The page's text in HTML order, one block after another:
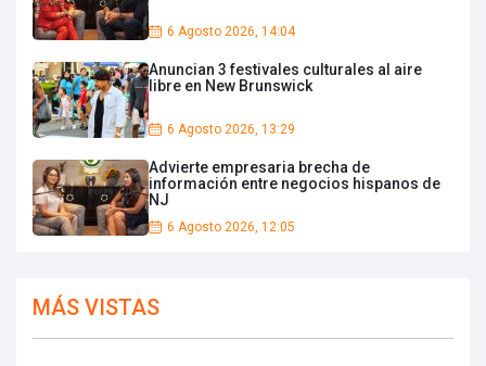
6 Agosto 2026, 14:04
Anuncian 3 festivales culturales al aire
libre en New Brunswick
6 Agosto 2026, 13:29
Advierte empresaria brecha de
información entre negocios hispanos de
NJ
6 Agosto 2026, 12:05
MÁS VISTAS